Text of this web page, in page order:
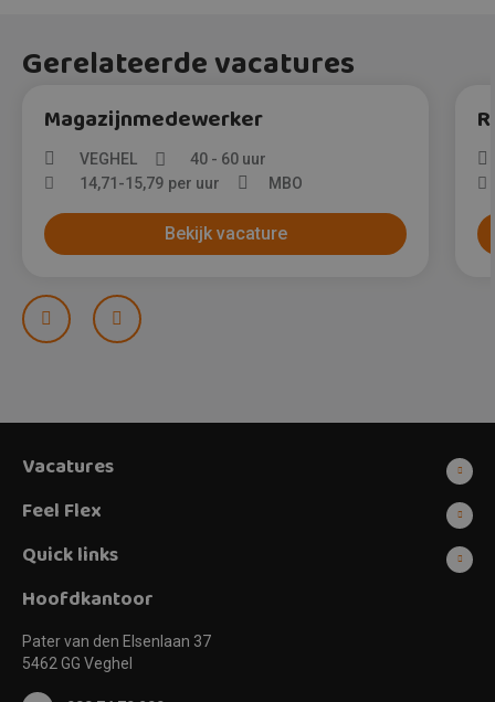
Gerelateerde vacatures
Magazijnmedewerker
VEGHEL
40 - 60 uur
14,71 -15,79 per uur MBO
Bekijk vacature
Prev Next
Vacatures
Feel Flex
Quick links
Hoofdkantoor
Pater van den Elsenlaan 37
5462 GG Veghel